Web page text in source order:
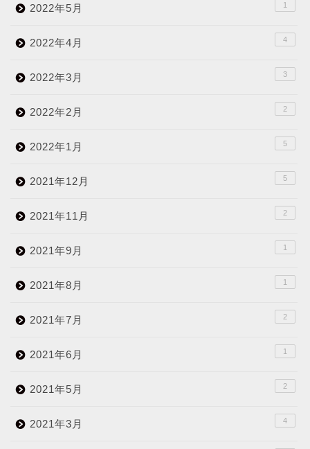
2022年5月 1
2022年4月 4
2022年3月 3
2022年2月 2
2022年1月 5
2021年12月 5
2021年11月 2
2021年9月 1
2021年8月 1
2021年7月 2
2021年6月 1
2021年5月 2
2021年3月 4